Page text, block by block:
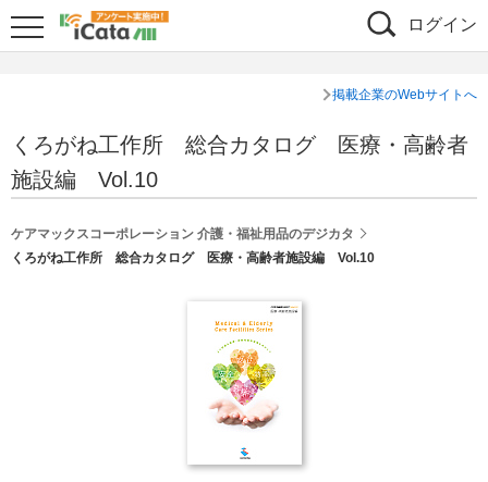
ログイン
掲載企業のWebサイトへ
くろがね工作所 総合カタログ 医療・高齢者
施設編 Vol.10
ケアマックスコーポレーション 介護・福祉用品のデジカタ
くろがね工作所 総合カタログ 医療・高齢者施設編 Vol.10